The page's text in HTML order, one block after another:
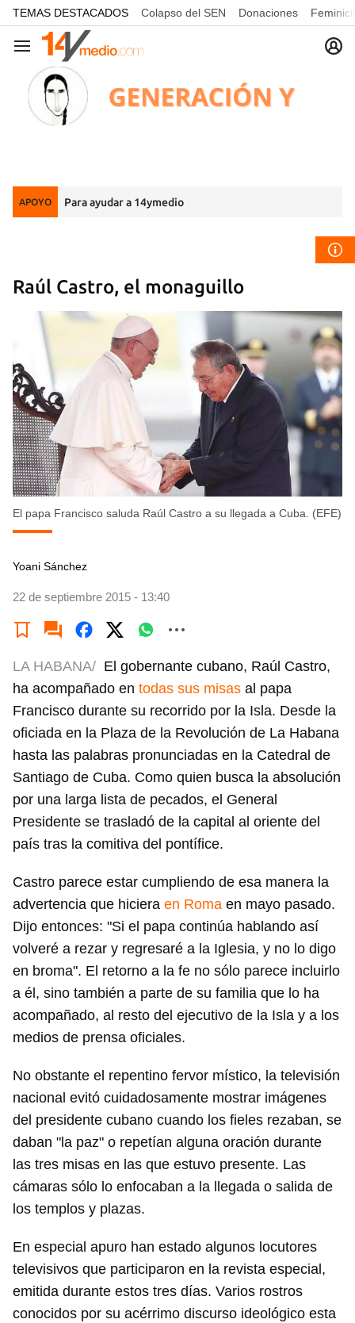
common.go-to-content
TEMAS DESTACADOS Colapso del SEN Donaciones
Navegación
APOYO Para ayudar a 14ymedio
Raúl Castro, el monaguillo
El papa Francisco saluda Raúl Castro a su llegada a Cuba. (EFE)
Yoani Sánchez
22 de septiembre 2015 - 13:40
LA HABANA/ El gobernante cubano, Raúl Castro,
ha acompañado en todas sus misas al papa
Francisco durante su recorrido por la Isla. Desde la
oficiada en la Plaza de la Revolución de La Habana
hasta las palabras pronunciadas en la Catedral de
Santiago de Cuba. Como quien busca la absolución
por una larga lista de pecados, el General
Presidente se trasladó de la capital al oriente del
país tras la comitiva del pontífice.
Castro parece estar cumpliendo de esa manera la
advertencia que hiciera en Roma en mayo pasado.
Dijo entonces: "Si el papa continúa hablando así
volveré a rezar y regresaré a la Iglesia, y no lo digo
en broma". El retorno a la fe no sólo parece incluirlo
a él, sino también a parte de su familia que lo ha
acompañado, al resto del ejecutivo de la Isla y a los
medios de prensa oficiales.
No obstante el repentino fervor místico, la televisión
nacional evitó cuidadosamente mostrar imágenes
del presidente cubano cuando los fieles rezaban, se
daban "la paz" o repetían alguna oración durante
las tres misas en las que estuvo presente. Las
cámaras sólo lo enfocaban a la llegada o salida de
los templos y plazas.
En especial apuro han estado algunos locutores
televisivos que participaron en la revista especial,
emitida durante estos tres días. Varios rostros
conocidos por su acérrimo discurso ideológico esta